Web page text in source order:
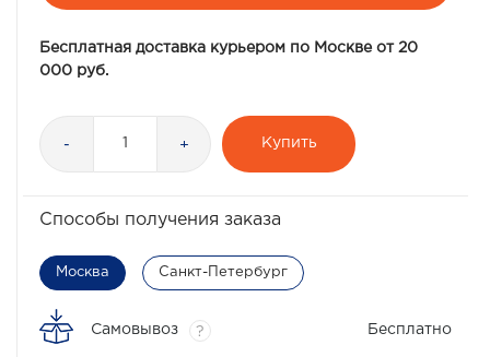
Бесплатная доставка курьером по Москве от 20
000 руб.
- + Купить
Способы получения заказа
Москва Санкт-Петербург
Самовывоз ? Бесплатно